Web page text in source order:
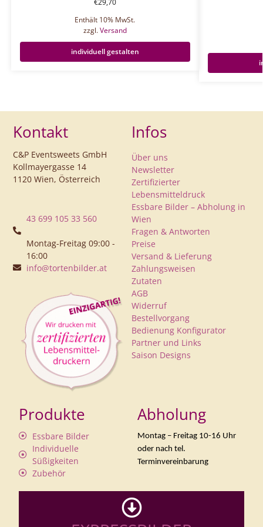
€29,70
Enthält 10% MwSt.
zzgl.Versand
individuell gestalten
Kontakt
C&P Eventsweets GmbH
Kollmayergasse 14
1120 Wien, Österreich
43 699 105 33 560
Montag-Freitag 09:00 -
16:00
info@tortenbilder.at
Infos
Über uns
Newsletter
Zertifizierter
Lebensmitteldruck
Essbare Bilder – Abholung in
Wien
Fragen & Antworten
Preise
Versand & Lieferung
Zahlungsweisen
Zutaten
AGB
Widerruf
Bestellvorgang
Bedienung Konfigurator
Partner und Links
Saison Designs
Produkte
Essbare Bilder
Individuelle
Süßigkeiten
Zubehör
Abholung
Montag – Freitag 10-16 Uhr
oder nach tel.
Terminvereinbarung